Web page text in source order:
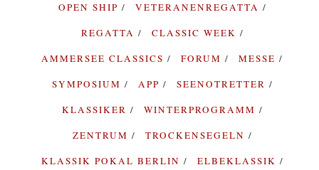
OPEN SHIP
VETERANENREGATTA
REGATTA
CLASSIC WEEK
AMMERSEE CLASSICS
FORUM
MESSE
SYMPOSIUM
APP
SEENOTRETTER
KLASSIKER
WINTERPROGRAMM
ZENTRUM
TROCKENSEGELN
KLASSIK POKAL BERLIN
ELBEKLASSIK